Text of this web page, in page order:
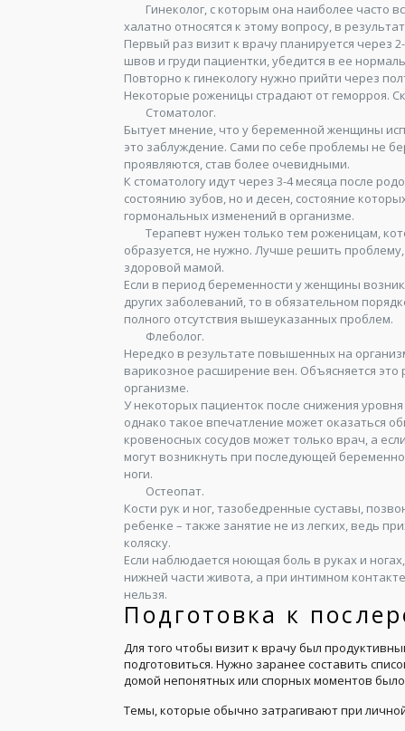
Гинеколог, с которым она наиболее часто
халатно относятся к этому вопросу, в
Первый раз визит к врачу планируется через
швов и груди пациентки, убедится в ее
Повторно к гинекологу нужно прийти через
Некоторые роженицы страдают от геморроя.
Стоматолог.
Бытует мнение, что у беременной женщины
это заблуждение. Сами по себе проблемы не
проявляются, став более очевидными.
К стоматологу идут через 3-4 месяца после
состоянию зубов, но и десен, состояние
гормональных изменений в организме.
Терапевт нужен только тем роженицам,
образуется, не нужно. Лучше решить
здоровой мамой.
Если в период беременности у женщины
других заболеваний, то в обязательном
полного отсутствия вышеуказанных проблем.
Флеболог.
Нередко в результате повышенных на
варикозное расширение вен. Объясняется это
организме.
У некоторых пациенток после снижения
однако такое впечатление может оказаться
кровеносных сосудов может только врач, а
могут возникнуть при последующей
ноги.
Остеопат.
Кости рук и ног, тазобедренные суставы,
ребенке – также занятие не из легких, ведь
коляску.
Если наблюдается ноющая боль в руках и
нижней части живота, а при интимном
нельзя.
Подготовка к
Для того чтобы визит к врачу был
подготовиться. Нужно заранее составить
домой непонятных или спорных моментов
Темы, которые обычно затрагивают при